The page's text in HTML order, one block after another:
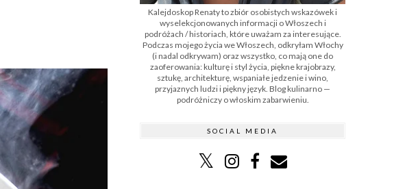
Kalejdoskop Renaty to zbiór osobistych wskazówek i
wyselekcjonowanych informacji o Włoszech i
podróżach / historiach, które uważam za interesujące.
Podczas mojego życia we Włoszech, odkryłam Włochy
(i nadal odkrywam) oraz wszystko, co mają one do
zaoferowania: kulturę i styl życia, piękne krajobrazy,
sztukę, architekturę, wspaniałe jedzenie i wino,
przyjaznych ludzi i piękny język. Blog kulinarno —
podróżniczy o włoskim zabarwieniu.
SOCIAL MEDIA